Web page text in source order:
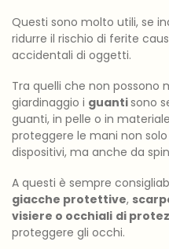
Questi sono molto utili, se
ridurre il rischio di ferite
accidentali di oggetti.
Tra quelli che non possono
giardinaggio i guantisono
guanti, in pelle o in
proteggere le mani non
dispositivi, ma anche da
A questi è sempre
giacche protettive,
visiere o occhiali di
proteggere gli occhi.